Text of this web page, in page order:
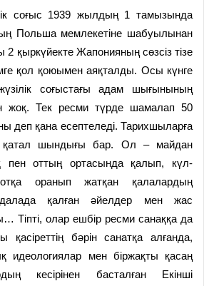
соғыс 1939 жылдың 1 тамызында
Польша мемлекетіне шабуылынан
қыркүйекте Жапонияның сөзсіз тізе
қол қоюымен аяқталды. Осы күнге
соғыстағы адам шығынының
жоқ. Тек ресми түрде шамалап 50
деп қана есептеледі. Тарихшыларға
қатал шындығы бар. Ол – майдан
пен оттың ортасында қалып, күл-
оранып жатқан қалалардың
қалған әйелдер мен жас
Тіпті, олар ешбір ресми санаққа да
қасіреттің бәрін санатқа алғанда,
идеологиялар мен біржақты қасаң
кесірінен басталған Екінші